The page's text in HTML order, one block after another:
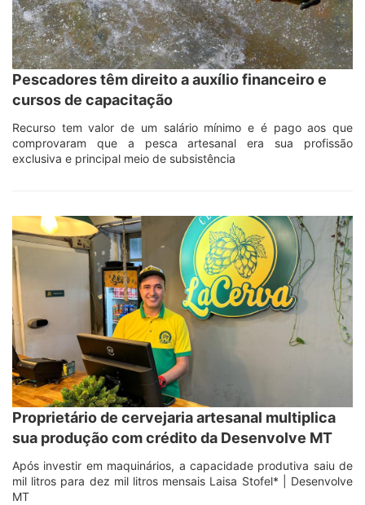
Pescadores têm direito a auxílio financeiro e
cursos de capacitação
Recurso tem valor de um salário mínimo e é pago aos que
comprovaram que a pesca artesanal era sua profissão
exclusiva e principal meio de subsistência
Proprietário de cervejaria artesanal multiplica
sua produção com crédito da Desenvolve MT
Após investir em maquinários, a capacidade produtiva saiu de
mil litros para dez mil litros mensais Laisa Stofel* | Desenvolve
MT